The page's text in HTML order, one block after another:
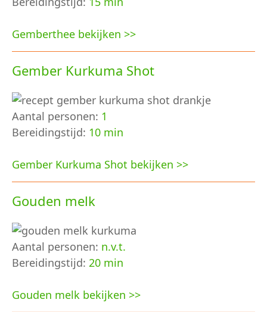
Gemberthee bekijken >>
Gember Kurkuma Shot
Aantal personen: 1
Bereidingstijd: 10 min
Gember Kurkuma Shot bekijken >>
Gouden melk
Aantal personen: n.v.t.
Bereidingstijd: 20 min
Gouden melk bekijken >>